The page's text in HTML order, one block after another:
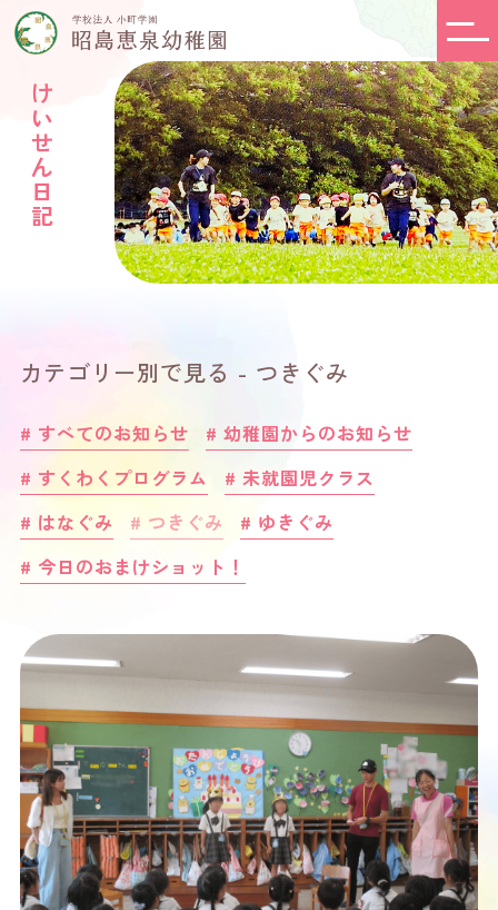
けいせん日記
カテゴリー別で見る - つきぐみ
# すべてのお知らせ
# 幼稚園からのお知らせ
# すくわくプログラム
# 未就園児クラス
# はなぐみ
# つきぐみ
# ゆきぐみ
# 今日のおまけショット！